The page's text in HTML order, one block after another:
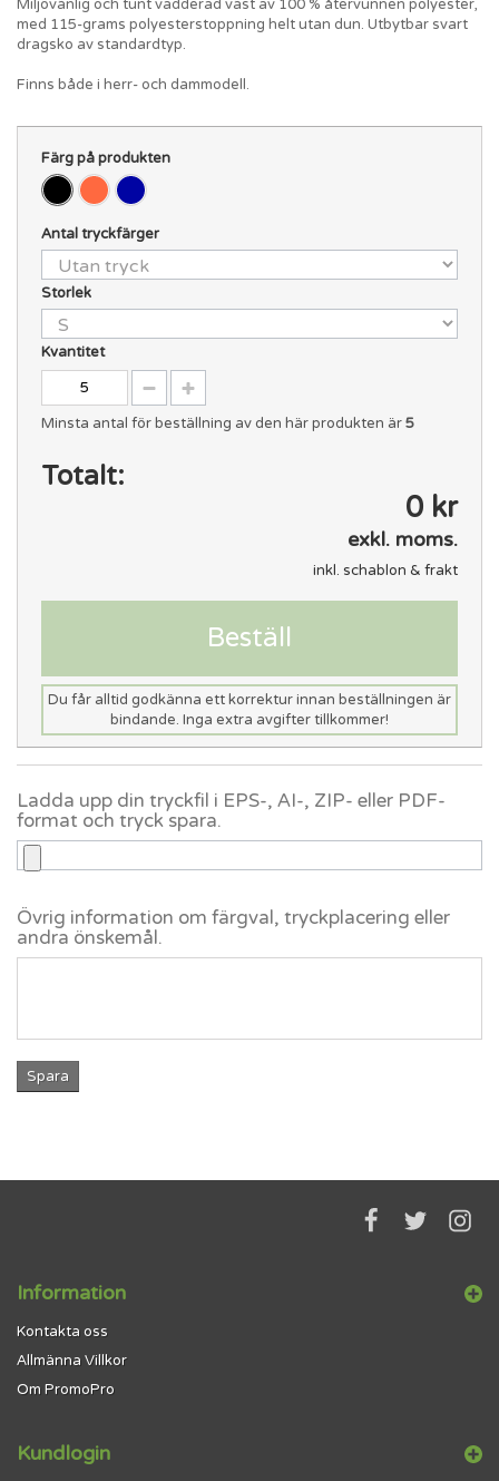
Miljövänlig och tunt vadderad väst av 100 % återvunnen polyester,
med 115-grams polyesterstoppning helt utan dun. Utbytbar svart
dragsko av standardtyp.
Finns både i herr- och dammodell.
Färg på produkten
Antal tryckfärger
Storlek
Kvantitet
Minsta antal för beställning av den här produkten är5
Totalt:
0 kr
exkl. moms.
inkl. schablon & frakt
Beställ
Du får alltid godkänna ett korrektur innan beställningen är
bindande. Inga extra avgifter tillkommer!
Ladda upp din tryckfil i EPS-, AI-, ZIP- eller PDF-
format och tryck spara.
Övrig information om färgval, tryckplacering eller
andra önskemål.
Spara
Information
Kontakta oss
Allmänna Villkor
Om PromoPro
Kundlogin